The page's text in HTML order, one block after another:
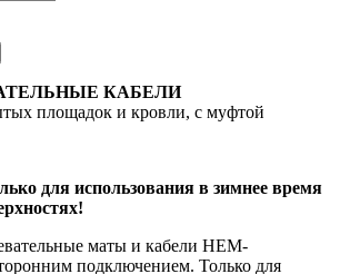
КАБЕЛИ
площадок и кровли, с муфтой
для использования в зимнее время
маты и кабели HEM-
подключением. Только для